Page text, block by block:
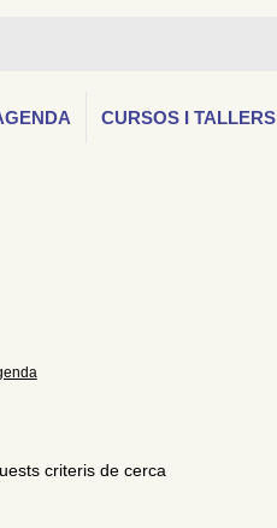
CURSOS I TALLERS
criteris de cerca